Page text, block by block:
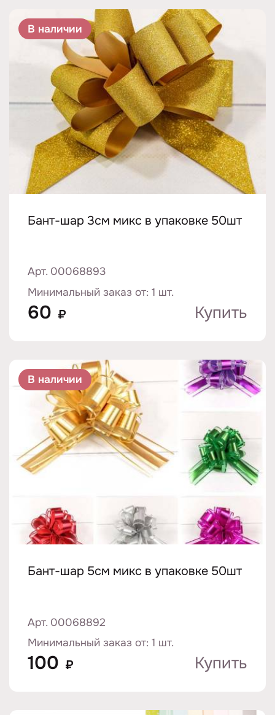
В наличии
Бант-шар 3см микс в упаковке 50шт
Арт. 00068893
Минимальный заказ от: 1 шт.
60 ₽ Купить
В наличии
Бант-шар 5см микс в упаковке 50шт
Арт. 00068892
Минимальный заказ от: 1 шт.
100 ₽ Купить